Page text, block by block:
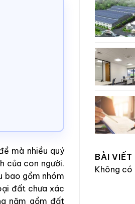
mà nhiều quý
của con người.
bao gồm nhóm
đất chưa xác
năm gồm đất
BÀI VIẾT
Không có